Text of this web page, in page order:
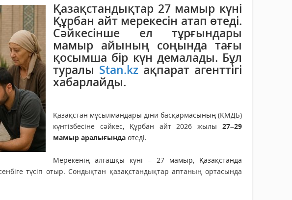
Қазақстандықтар 27 мамыр күні
Құрбан айт мерекесін атап өтеді.
Сәйкесінше ел тұрғындары
мамыр айының соңында тағы
қосымша бір күн демалады. Бұл
туралы Stan.kzақпарат агенттігі
хабарлайды.
Қазақстан мұсылмандары діни басқармасының (ҚМДБ)
күнтізбесіне сәйкес, Құрбан айт 2026 жылы 27–29
мамыр аралығында өтеді.
Мерекенің алғашқы күні – 27 мамыр, Қазақстанда
түсіп отыр. Сондықтан қазақстандықтар аптаның ортасында